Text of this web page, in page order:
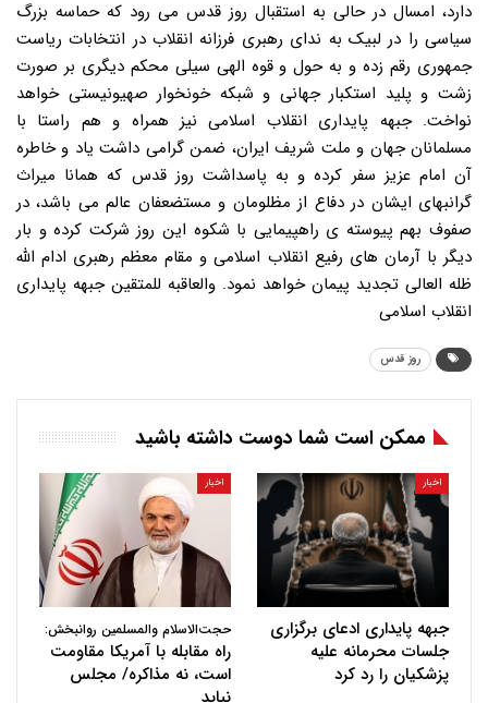
دارد، امسال در حالی به استقبال روز قدس می رود که حماسه بزرگ
سیاسی را در لبیک به ندای رهبری فرزانه انقلاب در انتخابات ریاست
جمهوری رقم زده و به حول و قوه الهی سیلی محکم دیگری بر صورت
زشت و پلید استکبار جهانی و شبکه خونخوار صهیونیستی خواهد
نواخت. جبهه پایداری انقلاب اسلامی نیز همراه و هم راستا با
مسلمانان جهان و ملت شریف ایران، ضمن گرامی داشت یاد و خاطره
آن امام عزیز سفر کرده و به پاسداشت روز قدس که همانا میراث
گرانبهای ایشان در دفاع از مظلومان و مستضعفان عالم می باشد، در
صفوف بهم پیوسته ی راهپیمایی با شکوه این روز شرکت کرده و بار
دیگر با آرمان های رفیع انقلاب اسلامی و مقام معظم رهبری ادام الله
ظله العالی تجدید پیمان خواهد نمود. والعاقبه للمتقین جبهه پایداری
انقلاب اسلامی
روز قدس
ممکن است شما دوست داشته باشید
اخبار
جبهه پایداری ادعای برگزاری
جلسات محرمانه علیه
پزشکیان را رد کرد
اخبار
حجت‌الاسلام والمسلمین روانبخش:
راه مقابله با آمریکا مقاومت
است، نه مذاکره/ مجلس
نباید